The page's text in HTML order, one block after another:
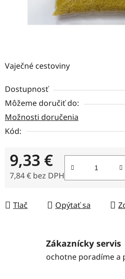
Vaječné cestoviny
Dostupnosť
Môžeme doručiť do:
Možnosti doručenia
Kód:
9,33 €
7,84 € bez DPH
Tlač Opýtať sa
Zákaznícky servis
ochotne poradíme a